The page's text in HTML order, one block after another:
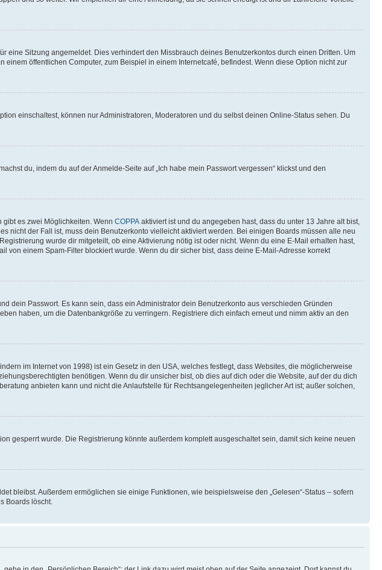
eine Sitzung angemeldet. Dies verhindert den Missbrauch deines Benutzerkontos durch einen Dritten. Um
öffentlichen Computer, zum Beispiel in einem Internetcafé, befindest. Wenn diese Option nicht zur
einschaltest, können nur Administratoren, Moderatoren und du selbst deinen Online-Status sehen. Du
du, indem du auf der Anmelde-Seite auf „Ich habe mein Passwort vergessen“ klickst und den
es zwei Möglichkeiten. Wenn COPPA aktiviert ist und du angegeben hast, dass du unter 13 Jahre alt bist,
nicht der Fall ist, muss dein Benutzerkonto vielleicht aktiviert werden. Bei einigen Boards müssen alle neu
wurde dir mitgeteilt, ob eine Aktivierung nötig ist oder nicht. Wenn du eine E-Mail erhalten hast,
einem Spam-Filter blockiert wurde. Wenn du dir sicher bist, dass deine E-Mail-Adresse korrekt
dein Passwort. Es kann sein, dass ein Administrator dein Benutzerkonto aus verschieden Gründen
haben, um die Datenbankgröße zu verringern. Registriere dich einfach erneut und nimm aktiv an den
im Internet von 1998) ist ein Gesetz in den USA, welches festlegt, dass Websites, die möglicherweise
benötigen. Wenn du dir unsicher bist, ob dies auf dich oder die Website, auf der du dich
anbieten kann und nicht die Anlaufstelle für Rechtsangelegenheiten jeglicher Art ist; außer solchen,
gesperrt wurde. Die Registrierung könnte außerdem komplett ausgeschaltet sein, damit sich keine neuen
bleibst. Außerdem ermöglichen sie einige Funktionen, wie beispielsweise den „Gelesen“-Status – sofern
Boards löscht.